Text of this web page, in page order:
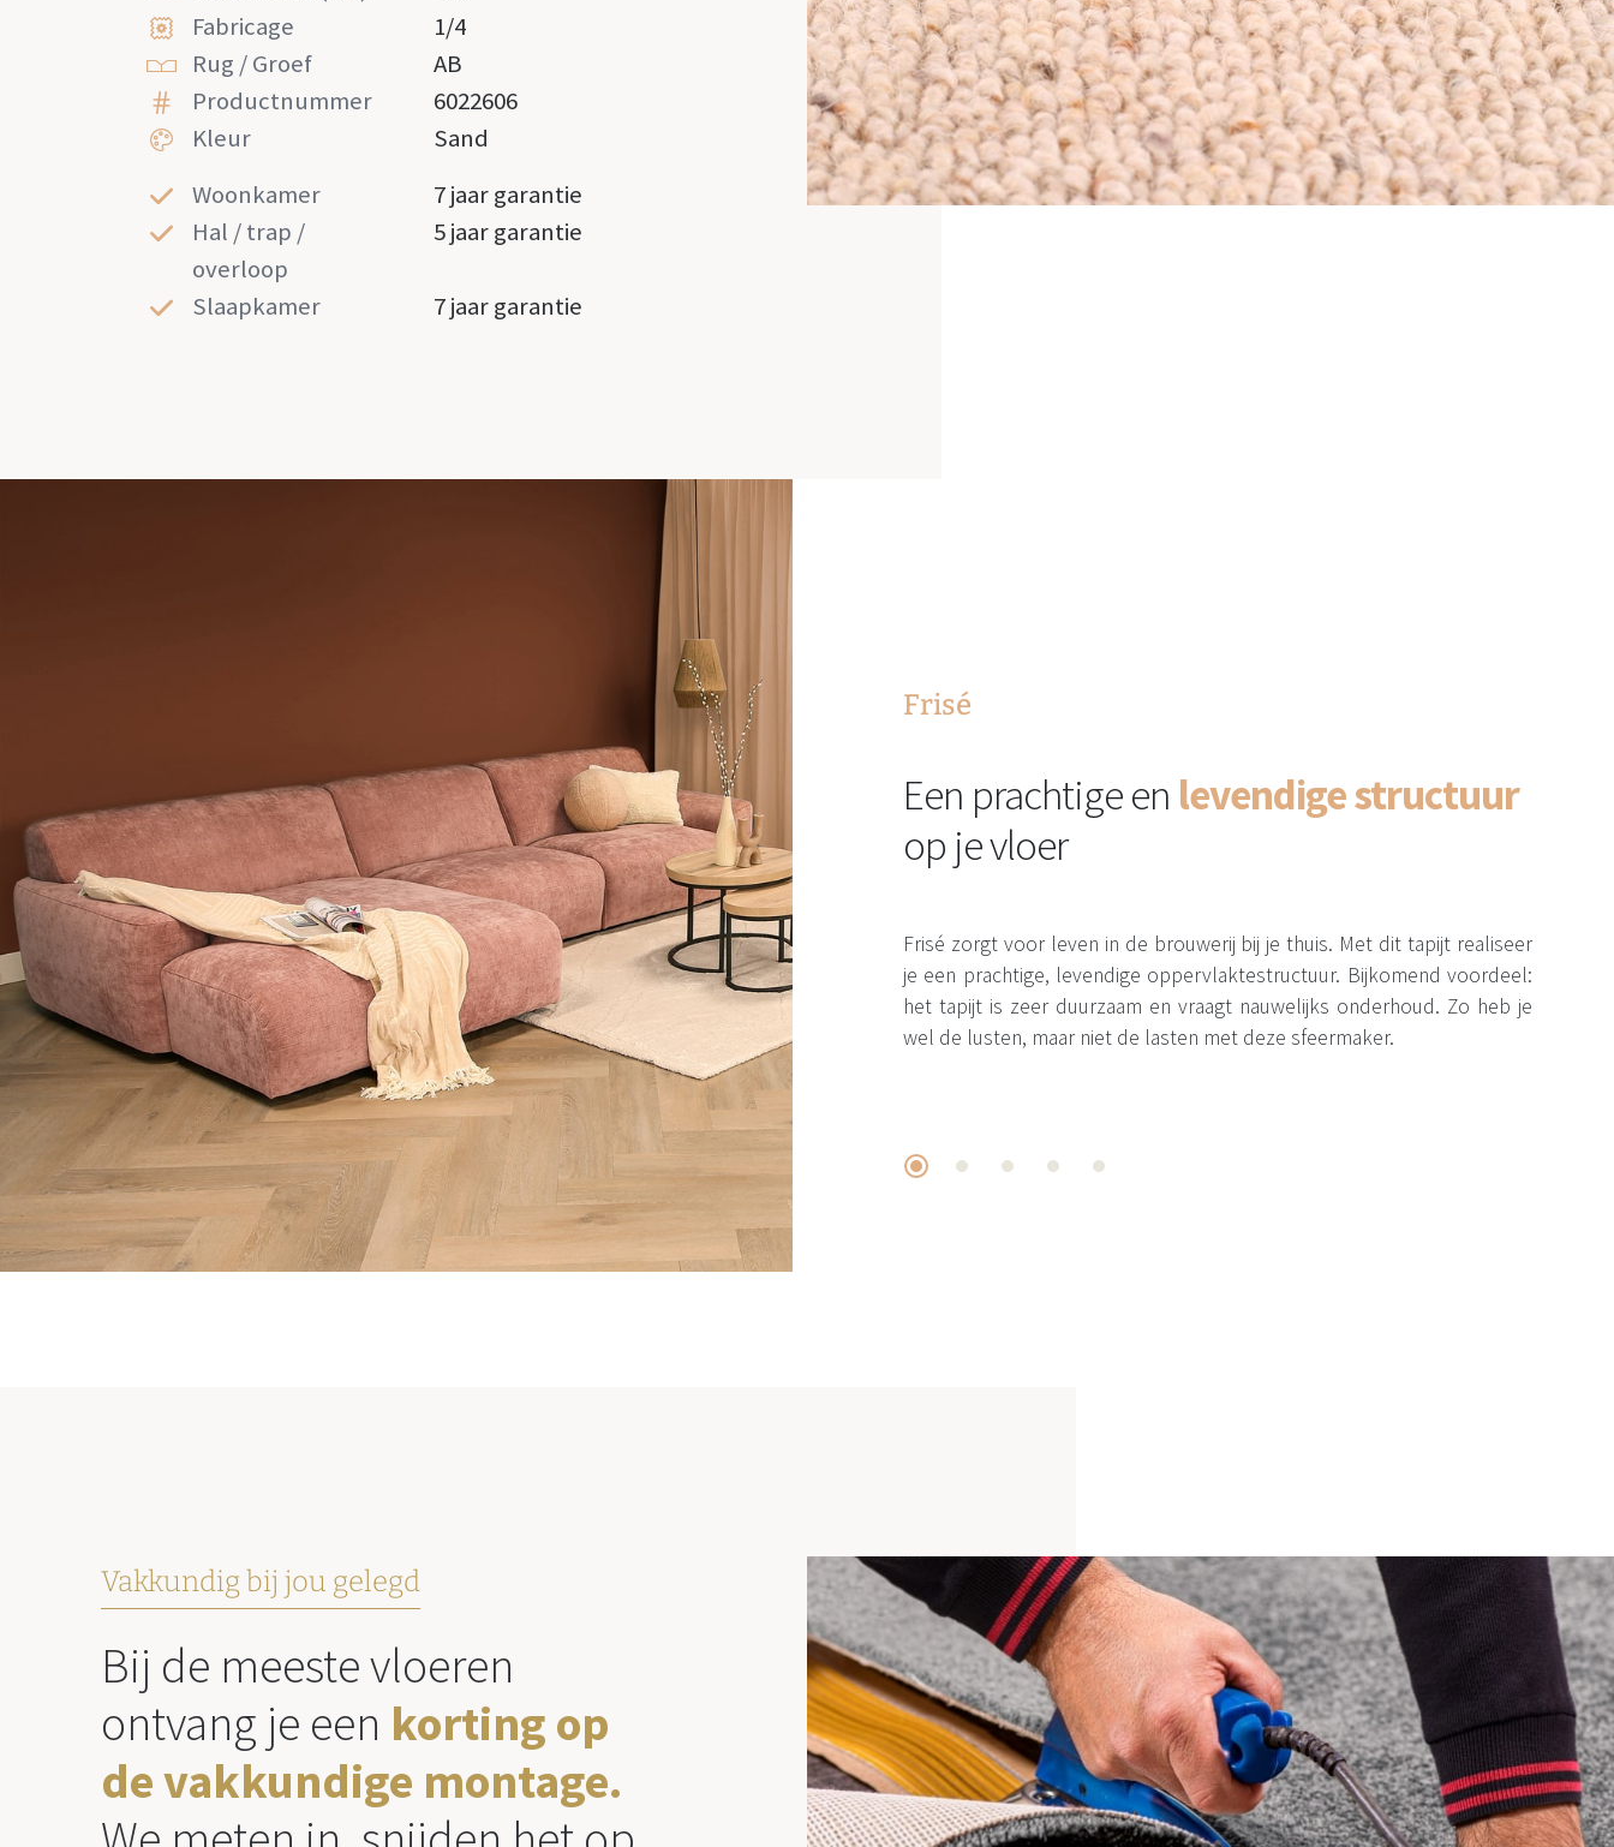
Fabricage
1/4
Rug / Groef
AB
Productnummer
6022606
Kleur
Sand
Woonkamer
7 jaar garantie
Hal / trap /
overloop
5 jaar garantie
Slaapkamer 7 jaar garantie
Frisé
Een prachtige en levendige structuur
op je vloer
Frisé zorgt voor leven in de brouwerij bij je thuis. Met dit tapijt realiseer
je een prachtige, levendige oppervlaktestructuur. Bijkomend voordeel:
het tapijt is zeer duurzaam en vraagt nauwelijks onderhoud. Zo heb je
wel de lusten, maar niet de lasten met deze sfeermaker.
Vakkundig bij jou gelegd
Bij de meeste vloeren
ontvang je een korting op
de vakkundige montage.